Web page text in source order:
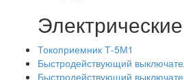
Токоприемник Т-5М1
Быстродействующий
Быстродействующий